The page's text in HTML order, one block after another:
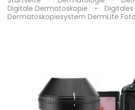
Digitale Dermatoskopie
Digitales
Dermatoskopiesystem DermLite Foto